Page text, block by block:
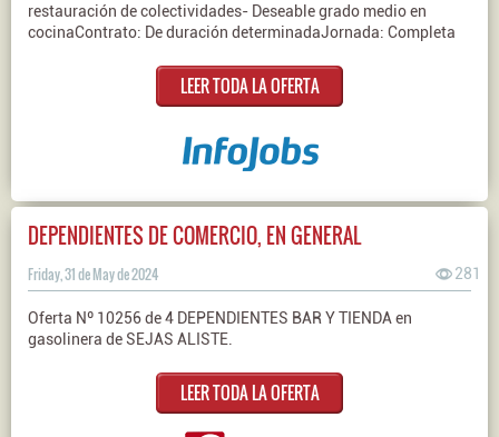
restauración de colectividades- Deseable grado medio en
cocinaContrato: De duración determinadaJornada: Completa
LEER TODA LA OFERTA
DEPENDIENTES DE COMERCIO, EN GENERAL
Friday, 31 de May de 2024 281
Oferta Nº 10256 de 4 DEPENDIENTES BAR Y TIENDA en
gasolinera de SEJAS ALISTE.
LEER TODA LA OFERTA